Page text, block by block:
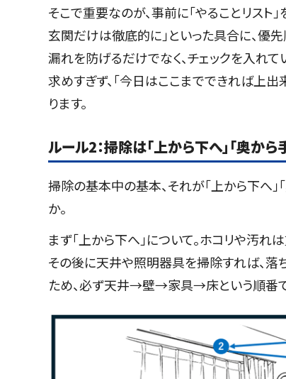
そこで重要なのが、事前に「やることリスト
玄関だけは徹底的に」といった具合に、優
漏れを防げるだけでなく、チェックを入れ
求めすぎず、「今日はここまでできれば上
ります。
ルール2：掃除は「上から下へ」「奥か
掃除の基本中の基本、それが「上から下へ
か。
まず「上から下へ」について。ホコリや汚れ
その後に天井や照明器具を掃除すれば、落
ため、必ず天井→壁→家具→床という順番